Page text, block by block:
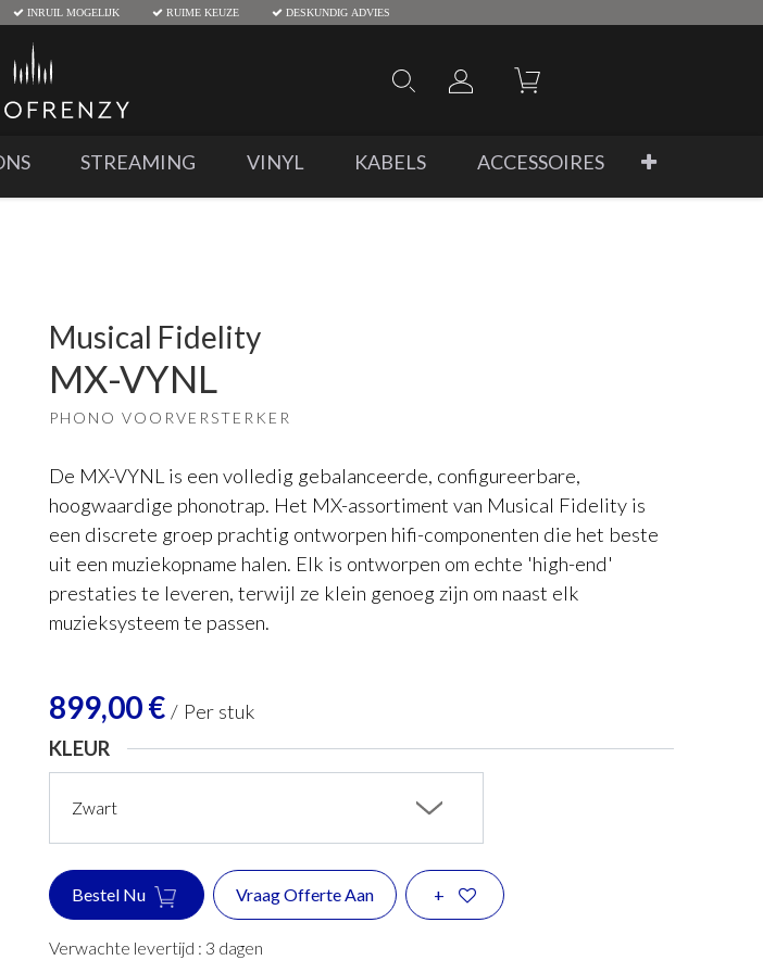
INRUIL MOGELIJK RUIME KEUZE DESKUNDIG ADVIES
STREAMING VINYL KABELS ACCESSOIRES
Musical Fidelity
MX-VYNL
PHONO VOORVERSTERKER
De MX-VYNL is een volledig gebalanceerde, configureerbare,
hoogwaardige phonotrap. Het MX-assortiment van Musical Fidelity is
een discrete groep prachtig ontworpen hifi-componenten die het beste
uit een muziekopname halen. Elk is ontworpen om echte 'high-end'
prestaties te leveren, terwijl ze klein genoeg zijn om naast elk
muzieksysteem te passen.
899,00€ / Per stuk
KLEUR
Bestel Nu Vraag Offerte Aan +
Verwachte levertijd : 3 dagen